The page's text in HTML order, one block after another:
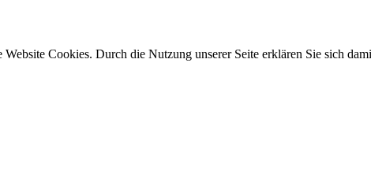
Cookies. Durch die Nutzung unserer Seite erklären Sie sich